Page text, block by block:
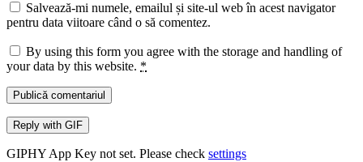
Salvează-mi numele, emailul și site-ul web în acest navigator
pentru data viitoare când o să comentez.
By using this form you agree with the storage and handling of
your data by this website. *
Publică comentariul
Reply with GIF
GIPHY App Key not set. Please check settings